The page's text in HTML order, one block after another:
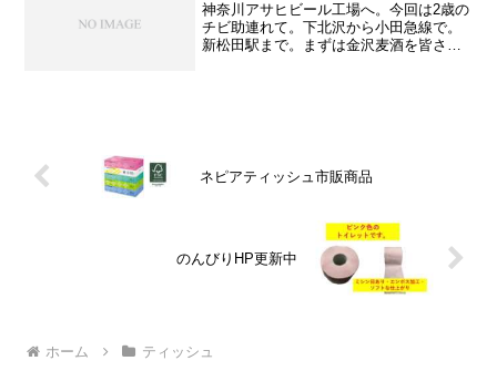
神奈川アサヒビール工場へ。今回は2歳の
チビ助連れて。下北沢から小田急線で。
新松田駅まで。まずは金沢麦酒を皆さん
ネピアティッシュ市販商品
のんびりHP更新中
ホーム ティッシュ